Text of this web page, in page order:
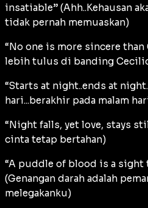
insatiable” (Ahh..Kehausan
tidak pernah memuaskan)
“No one is more sincere than
lebih tulus di banding
“Starts at night..ends at
hari...berakhir pada malam
“Night falls, yet love, stays
cinta tetap bertahan)
“A puddle of blood is a sight
(Genangan darah adalah
melegakanku)